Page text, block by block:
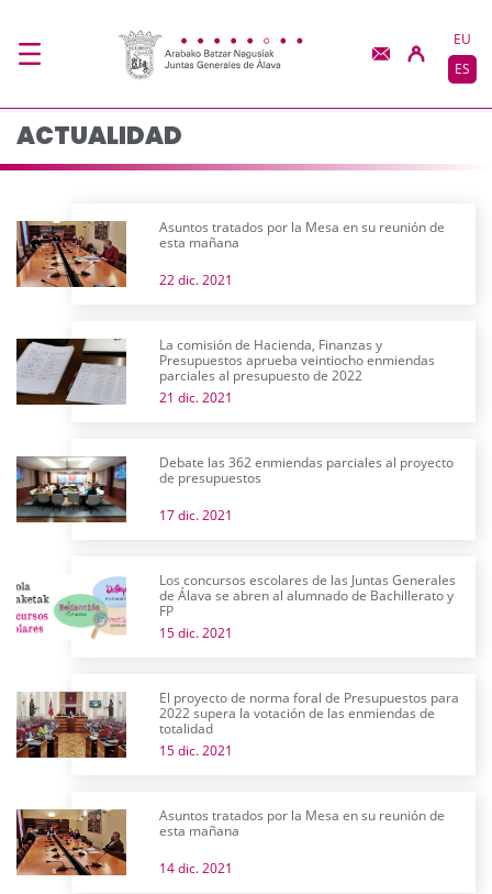
Actualidad - JJGG-
EU
ES
ACTUALIDAD
Asuntos tratados por la Mesa en su reunión de
esta mañana
22 dic. 2021
La comisión de Hacienda, Finanzas y
Presupuestos aprueba veintiocho enmiendas
parciales al presupuesto de 2022
21 dic. 2021
Debate las 362 enmiendas parciales al proyecto
de presupuestos
17 dic. 2021
Los concursos escolares de las Juntas Generales
de Álava se abren al alumnado de Bachillerato y
FP
15 dic. 2021
El proyecto de norma foral de Presupuestos para
2022 supera la votación de las enmiendas de
totalidad
15 dic. 2021
Asuntos tratados por la Mesa en su reunión de
esta mañana
14 dic. 2021